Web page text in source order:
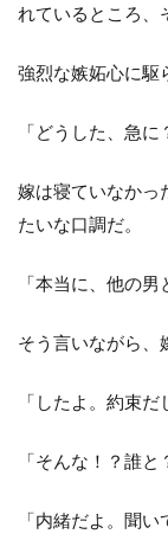
れているところ、
強烈な嫉妬心に駆
「どうした、急に
嫁は寝ていなかっ
たいな口調だ。
「本当に、他の男
そう言いながら、
「したよ。約束だ
「そんな！？誰と
「内緒だよ。聞い